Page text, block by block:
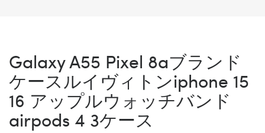
Galaxy A55 Pixel 8aブランド
ケースルイヴィトンiphone 15
16 アップルウォッチバンド
airpods 4 3ケース